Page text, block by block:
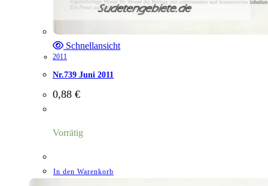
Schnellansicht
2011
Nr.739 Juni 2011
0,88 €
Vorrätig
In den Warenkorb